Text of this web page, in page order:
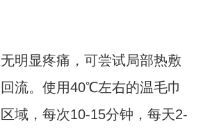
明显疼痛，可尝试局部热敷
流。使用40℃左右的温毛巾
域，每次10-15分钟，每天2-